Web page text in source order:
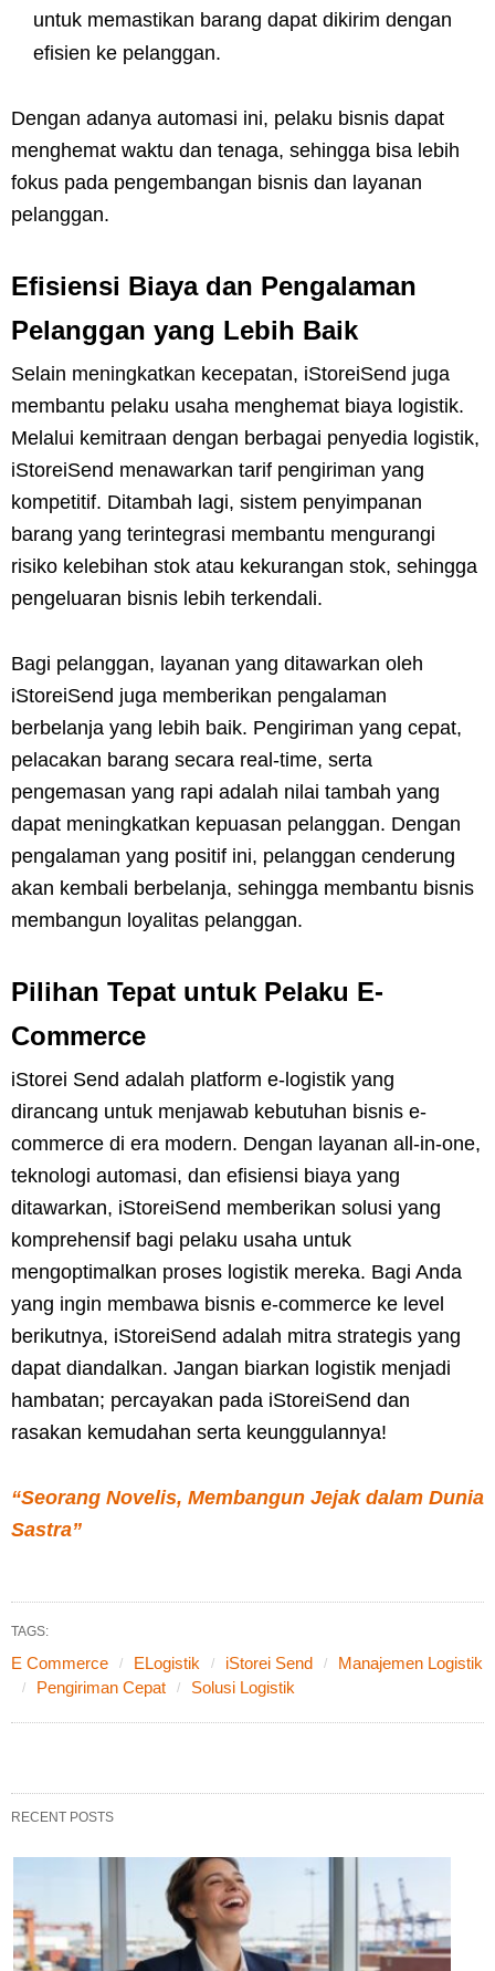
untuk memastikan barang dapat dikirim dengan
efisien ke pelanggan.
Dengan adanya automasi ini, pelaku bisnis dapat
menghemat waktu dan tenaga, sehingga bisa lebih
fokus pada pengembangan bisnis dan layanan
pelanggan.
Efisiensi Biaya dan Pengalaman
Pelanggan yang Lebih Baik
Selain meningkatkan kecepatan, iStoreiSend juga
membantu pelaku usaha menghemat biaya logistik.
Melalui kemitraan dengan berbagai penyedia logistik,
iStoreiSend menawarkan tarif pengiriman yang
kompetitif. Ditambah lagi, sistem penyimpanan
barang yang terintegrasi membantu mengurangi
risiko kelebihan stok atau kekurangan stok, sehingga
pengeluaran bisnis lebih terkendali.
Bagi pelanggan, layanan yang ditawarkan oleh
iStoreiSend juga memberikan pengalaman
berbelanja yang lebih baik. Pengiriman yang cepat,
pelacakan barang secara real-time, serta
pengemasan yang rapi adalah nilai tambah yang
dapat meningkatkan kepuasan pelanggan. Dengan
pengalaman yang positif ini, pelanggan cenderung
akan kembali berbelanja, sehingga membantu bisnis
membangun loyalitas pelanggan.
Pilihan Tepat untuk Pelaku E-
Commerce
iStorei Send adalah platform e-logistik yang
dirancang untuk menjawab kebutuhan bisnis e-
commerce di era modern. Dengan layanan all-in-one,
teknologi automasi, dan efisiensi biaya yang
ditawarkan, iStoreiSend memberikan solusi yang
komprehensif bagi pelaku usaha untuk
mengoptimalkan proses logistik mereka. Bagi Anda
yang ingin membawa bisnis e-commerce ke level
berikutnya, iStoreiSend adalah mitra strategis yang
dapat diandalkan. Jangan biarkan logistik menjadi
hambatan; percayakan pada iStoreiSend dan
rasakan kemudahan serta keunggulannya!
“Seorang Novelis, Membangun Jejak dalam Dunia
Sastra”
TAGS:
E Commerce ELogistik iStorei Send
Manajemen Logistik
Pengiriman Cepat
Solusi Logistik
RECENT POSTS